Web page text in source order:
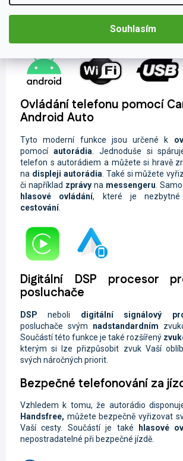
Souhlasím
telefon nebo přehrávač, nalaďte si
frekvenci či na digitálním vysílání
Ovládání telefonu pomocí
Android Auto
Tyto moderní funkce jsou určené k
pomocíautorádia . Jednoduše si
telefon s autorádiem a můžete si hravě
na displeji autorádia . Také si můžete
či například zprávy na messengeru .
hlasové ovládání, které je
cestování.
Digitální DSP procesor
posluchače
DSP neboli digitální signálový
posluchače svým nadstandardním
Součástí této funkce je také rozšířený
kterým si lze přizpůsobit zvuk Vaší
svých náročných priorit.
Bezpečné telefonování za
Vzhledem k tomu, že autorádio
Handsfree, můžete bezpečně vyřizovat
Vaší cesty. Součástí je také
hlasové
nepostradatelné při bezpečné jízdě.